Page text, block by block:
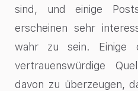
sind, und einige
erscheinen sehr
wahr zu sein. Einige
vertrauenswürdige
davon zu überzeugen,